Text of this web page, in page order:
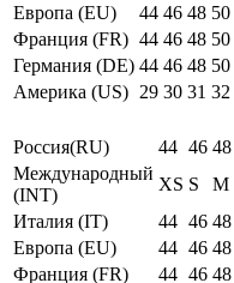
Европа (EU)
44 46 48 50
Франция (FR) 44 46 48 50
Германия (DE) 44 46 48 50
Америка (US) 29 30 31 32
Россия(RU)
44 46 48
Международный
(INT)
XS S M
Италия (IT)
44 46 48
Европа (EU)
44 46 48
Франция (FR)
44 46 48